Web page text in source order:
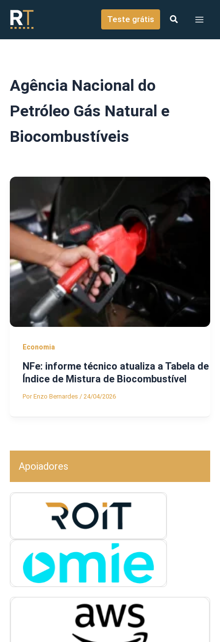
conteúdo
Teste grátis
Agência Nacional do
Petróleo Gás Natural e
Biocombustíveis
Economia
NFe: informe técnico atualiza a Tabela de
Índice de Mistura de Biocombustível
PorEnzo Bernardes / 24/04/2026
Apoiadores